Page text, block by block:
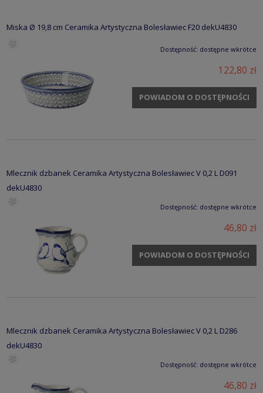
Miska Ø 19,8 cm Ceramika Artystyczna Bolesławiec F20 dekU4830
Dostępność: dostępne wkrótce
122,80 zł
POWIADOM O DOSTĘPNOŚCI
Mlecznik dzbanek Ceramika Artystyczna Bolesławiec V 0,2 L D091
dekU4830
Dostępność: dostępne wkrótce
46,80 zł
POWIADOM O DOSTĘPNOŚCI
Mlecznik dzbanek Ceramika Artystyczna Bolesławiec V 0,2 L D286
dekU4830
Dostępność: dostępne wkrótce
46,80 zł